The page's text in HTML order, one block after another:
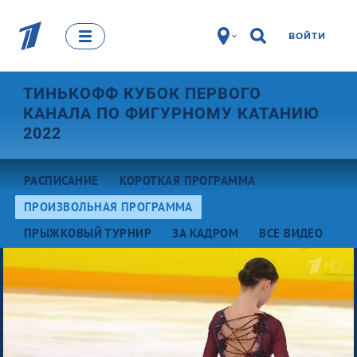
ВОЙТИ
ТИНЬКОФФ КУБОК ПЕРВОГО
КАНАЛА ПО ФИГУРНОМУ КАТАНИЮ
2022
РАСПИСАНИЕ
КОРОТКАЯ ПРОГРАММА
ПРОИЗВОЛЬНАЯ ПРОГРАММА
ПРЫЖКОВЫЙ ТУРНИР
ЗА КАДРОМ ВСЕ ВИДЕО